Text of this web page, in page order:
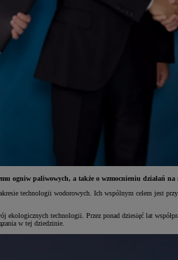
ogniw paliwowych, a także o wzmocnieniu
technologii wodorowych. Ich wspólnym celem jest
ekologicznych technologii. Przez ponad dziesięć lat
w tej dziedzinie.